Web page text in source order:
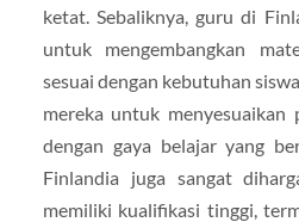
ketat. Sebaliknya, guru di
untuk mengembangkan
sesuai dengan kebutuhan
mereka untuk menyesuaikan
dengan gaya belajar yang
Finlandia juga sangat
memiliki kualifikasi tinggi,